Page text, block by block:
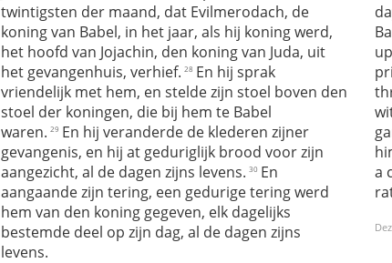
twintigsten der maand, dat Evilmerodach, de
koning van Babel, in het jaar, als hij koning werd,
het hoofd van Jojachin, den koning van Juda, uit
het gevangenhuis, verhief. 28 En hij sprak
vriendelijk met hem, en stelde zijn stoel boven den
stoel der koningen, die bij hem te Babel
waren. 29 En hij veranderde de klederen zijner
gevangenis, en hij at geduriglijk brood voor zijn
aangezicht, al de dagen zijns levens. 30 En
aangaande zijn tering, een gedurige tering werd
hem van den koning gegeven, elk dagelijks
bestemde deel op zijn dag, al de dagen zijns
levens.
a